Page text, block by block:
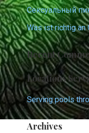
Сексуальный
Was ist richtig an
Recent
Locations
Serving pools
Archives